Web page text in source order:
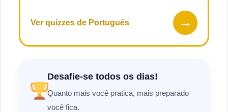
Ver quizzes de Português →
Desafie-se todos os dias!
Quanto mais você pratica, mais preparado
você fica.